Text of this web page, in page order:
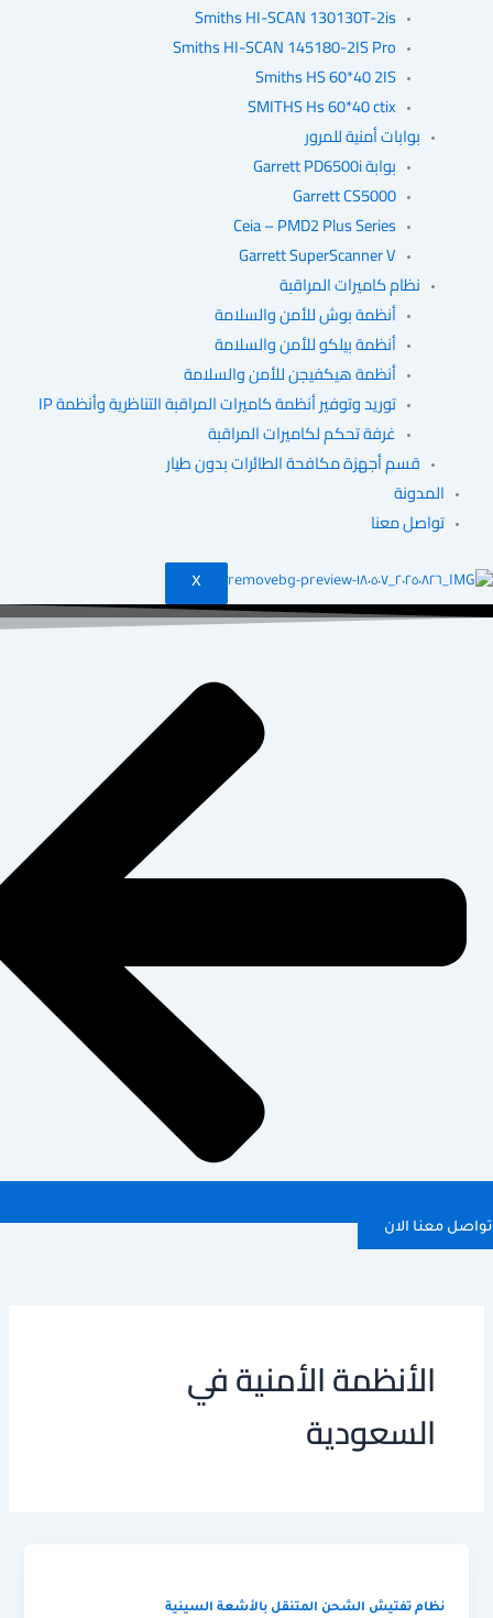
Smiths HI-SCAN 130130T-2is
Smiths HI-SCAN 145180-2IS Pro
Smiths HS 60*40 2IS
SMITHS Hs 60*40 ctix
بوابات أمنية للمرور
بوابة Garrett PD6500i
Garrett CS5000
Ceia – PMD2 Plus Series
Garrett SuperScanner V
نظام كاميرات المراقبة
أنظمة بوش للأمن والسلامة
أنظمة بيلكو للأمن والسلامة
أنظمة هيكفيجن للأمن والسلامة
توريد وتوفير أنظمة كاميرات المراقبة التناظرية وأنظمة IP
غرفة تحكم لكاميرات المراقبة
قسم أجهزة مكافحة الطائرات بدون طيار
المدونة
تواصل معنا
معنا الان
الأنظمة الأمنية في
السعودية
نظام تفتيش الشحن المتنقل بالأشعة السينية